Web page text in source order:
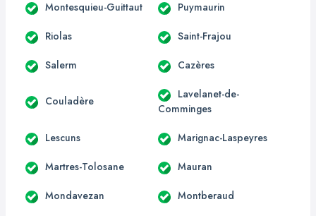
Montesquieu-Guittaut Puymaurin
Riolas Saint-Frajou
Salerm Cazères
Couladère
Lavelanet-de-
Comminges
Lescuns Marignac-Laspeyres
Martres-Tolosane Mauran
Mondavezan Montberaud